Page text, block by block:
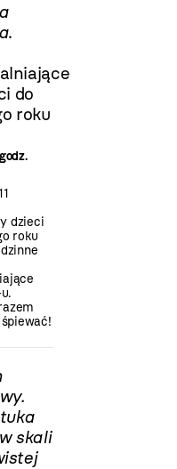
.
do
roku
dzieci
roku
skali